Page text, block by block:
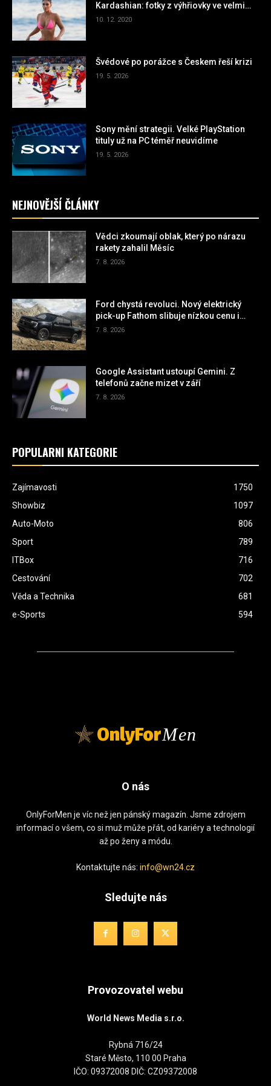
Kardashian: fotky z výhřiovky ve velmi
miniaturních plavkách
10. 12. 2020
Švédové po porážce s Českem řeší krizi
19. 5. 2026
Sony mění strategii. Velké PlayStation
tituly už na PC téměř neuvidíme
19. 5. 2026
NEJNOVĚJŠÍ ČLÁNKY
Vědci zkoumají oblak, který po nárazu
rakety zahalil Měsíc
7. 8. 2026
Ford chystá revoluci. Nový elektrický
pick-up Fathom slibuje nízkou cenu i
zcela novou výrobní technologii
7. 8. 2026
Google Assistant ustoupí Gemini. Z
telefonů začne mizet v září
7. 8. 2026
POPULÁRNÍ KATEGORIE
Zajímavosti
1750
Showbiz
1097
Auto-Moto
806
Sport
789
ITBox
716
Cestování
702
Věda a Technika
681
e-Sports
594
OnlyForMen
O nás
OnlyForMen je víc než jen pánský magazín. Jsme zdrojem
informací o všem, co si muž může přát, od kariéry a technologií
až po ženy a módu.
Kontaktujte nás: info@wn24.cz
Sledujte nás
Provozovatel webu
World News Media s.r.o.
Rybná 716/24
Staré Město, 110 00 Praha
IČO: 09372008 DIČ: CZ09372008